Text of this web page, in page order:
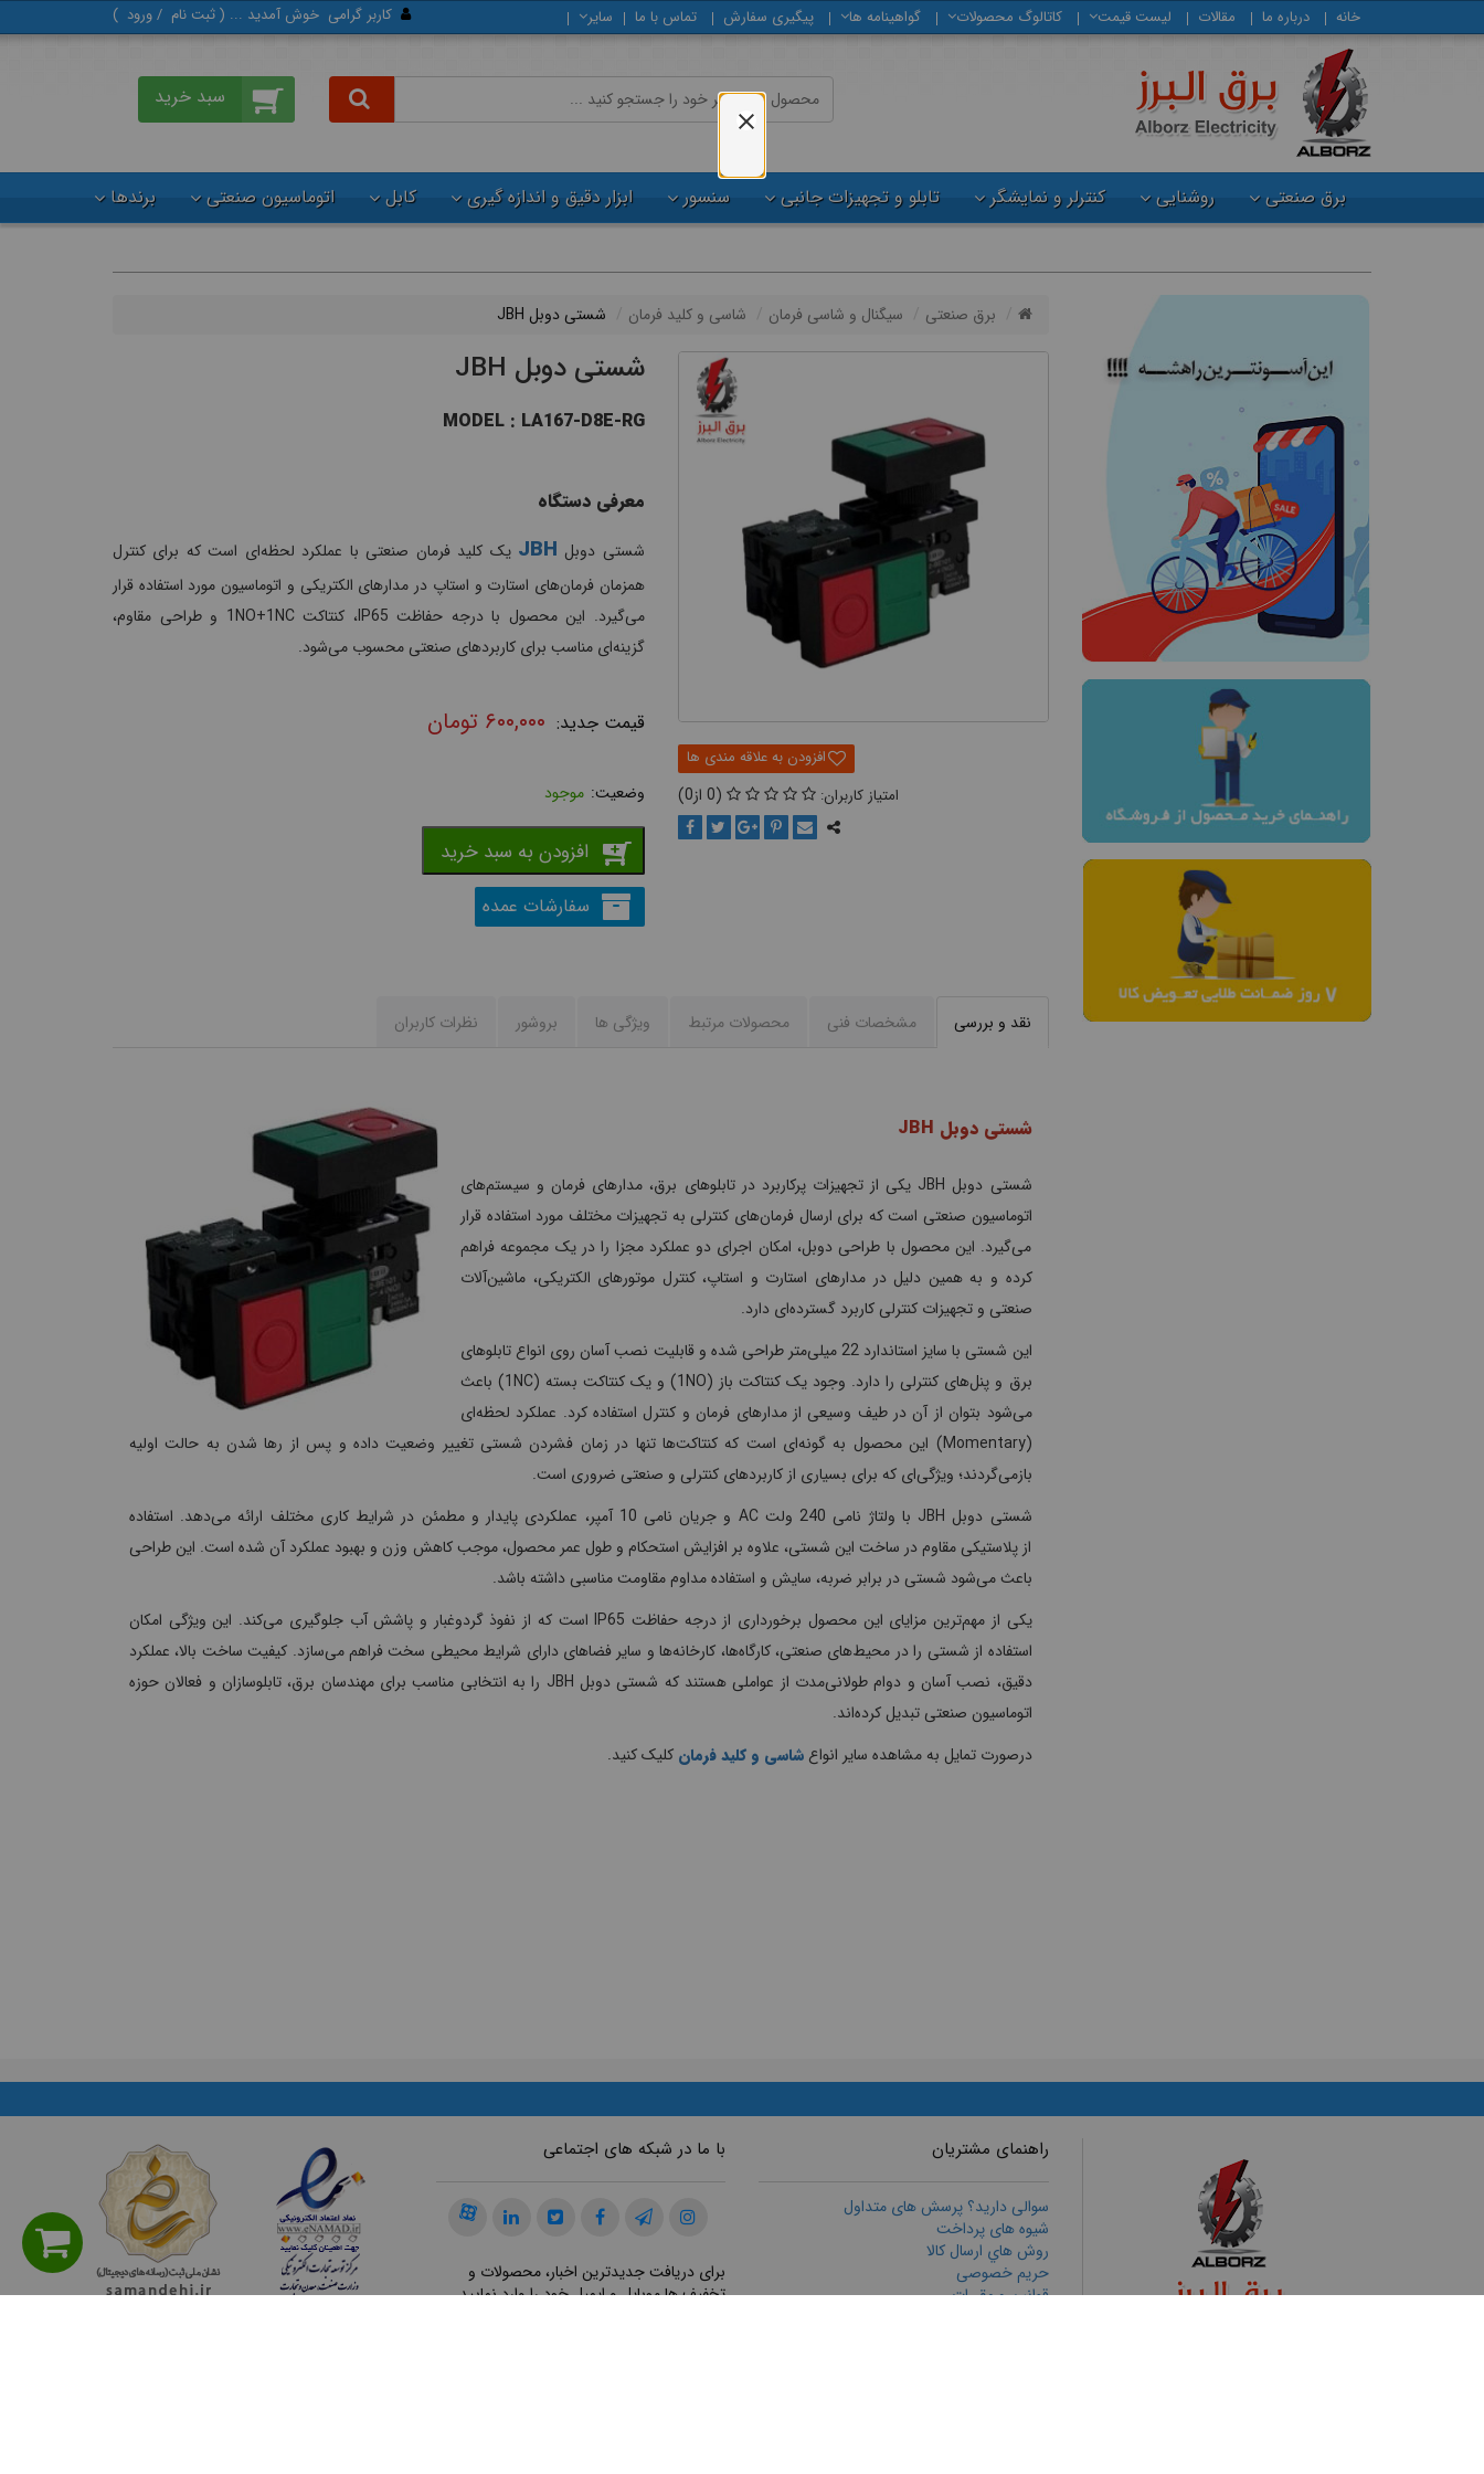
خانه درباره ما مقالات لیست قیمت كاتالوگ محصولات گواهینامه ها پیگیری سفارش تماس با ما سایر کاربر گرامی خوش آمدید ... (ثبت‌ نام /ورود )
برق صنعتی روشنایی کنترلر و نمایشگر تابلو و تجهیزات جانبی سنسور ابزار دقیق و اندازه گیری کابل اتوماسیون صنعتی برندها
برق صنعتی سیگنال و شاسی فرمان شاسی و کلید فرمان شستی دوبل JBH
0
0
شستی دوبل JBH
MODEL : LA167-D8E-RG
معرفی دستگاه
شستی دوبل JBH یک کلید فرمان صنعتی با عملکرد لحظه‌ای است که برای کنترل
همزمان فرمان‌های استارت و استاپ در مدارهای الکتریکی و اتوماسیون مورد استفاده قرار
می‌گیرد. این محصول با درجه حفاظت IP65، کنتاکت 1NO+1NC و طراحی مقاوم،
گزینه‌ای مناسب برای کاربردهای صنعتی محسوب می‌شود.
۶۰۰,۰۰۰ تومان
موجود
افزودن به سبد خرید
سفارشات عمده
نقد و بررسی مشخصات فنی محصولات مرتبط ویژگی ها بروشور نظرات کاربران
شستی دوبل JBH
شستی دوبل JBH یکی از تجهیزات پرکاربرد در تابلوهای برق، مدارهای فرمان و سیستم‌های
اتوماسیون صنعتی است که برای ارسال فرمان‌های کنترلی به تجهیزات مختلف مورد استفاده قرار
می‌گیرد. این محصول با طراحی دوبل، امکان اجرای دو عملکرد مجزا را در یک مجموعه فراهم
کرده و به همین دلیل در مدارهای استارت و استاپ، کنترل موتورهای الکتریکی، ماشین‌آلات
صنعتی و تجهیزات کنترلی کاربرد گسترده‌ای دارد.
این شستی با سایز استاندارد 22 میلی‌متر طراحی شده و قابلیت نصب آسان روی انواع تابلوهای
برق و پنل‌های کنترلی را دارد. وجود یک کنتاکت باز (1NO) و یک کنتاکت بسته (1NC) باعث
می‌شود بتوان از آن در طیف وسیعی از مدارهای فرمان و کنترل استفاده کرد. عملکرد لحظه‌ای
(Momentary) این محصول به گونه‌ای است که کنتاکت‌ها تنها در زمان فشردن شستی تغییر وضعیت داده و پس از رها شدن به حالت اولیه
بازمی‌گردند؛ ویژگی‌ای که برای بسیاری از کاربردهای کنترلی و صنعتی ضروری است.
شستی دوبل JBH با ولتاژ نامی 240 ولت AC و جریان نامی 10 آمپر، عملکردی پایدار و مطمئن در شرایط کاری مختلف ارائه می‌دهد. استفاده
از پلاستیکی مقاوم در ساخت این شستی، علاوه بر افزایش استحکام و طول عمر محصول، موجب کاهش وزن و بهبود عملکرد آن شده است. این طراحی
باعث می‌شود شستی در برابر ضربه، سایش و استفاده مداوم مقاومت مناسبی داشته باشد.
یکی از مهم‌ترین مزایای این محصول برخورداری از درجه حفاظت IP65 است که از نفوذ گردوغبار و پاشش آب جلوگیری می‌کند. این ویژگی امکان
استفاده از شستی را در محیط‌های صنعتی، کارگاه‌ها، کارخانه‌ها و سایر فضاهای دارای شرایط محیطی سخت فراهم می‌سازد. کیفیت ساخت بالا، عملکرد
دقیق، نصب آسان و دوام طولانی‌مدت از عواملی هستند که شستی دوبل JBH را به انتخابی مناسب برای مهندسان برق، تابلوسازان و فعالان حوزه
اتوماسیون صنعتی تبدیل کرده‌اند.
درصورت تمایل به مشاهده سایر انواعشاسی و کلید فرمان کلیک کنید.
راهنمای مشتریان
سوالی دارید؟ پرسش های متداول
شیوه های پرداخت
روش هاي ارسال كالا
حریم خصوصی
قوانين و مقررات
با ما در شبکه های اجتماعی
برای دریافت جدیدترین اخبار، محصولات و
تخفیف ها موبایل و ایمیل خود را وارد نمایید.